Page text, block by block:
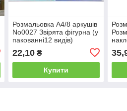
Розмальовка А4/8 аркушів
No0027 Звірята фігурна (у
пакованні12 видів)
22,10₴
Купити